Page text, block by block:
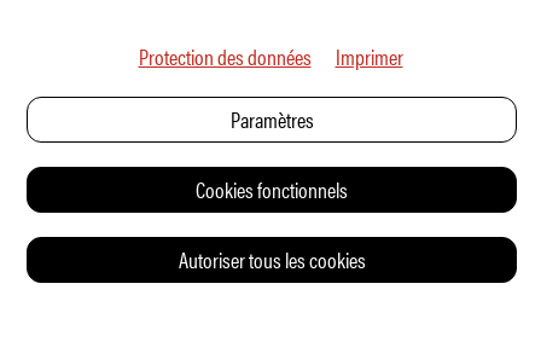
Protection des données Imprimer
Paramètres
Cookies fonctionnels
Autoriser tous les cookies